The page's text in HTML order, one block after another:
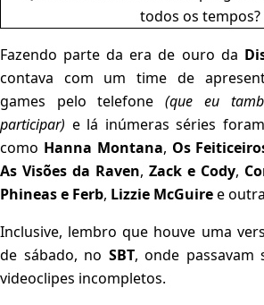
Fazendo parte da era de ouro da
contava com um time de
games pelo telefone(que eu
participar) e lá inúmeras séries
como Hanna Montana, Os
As Visões da Raven, Zack e Cody,
Phineas e Ferb, Lizzie McGuiree
Inclusive, lembro que houve uma
de sábado, no SBT, onde passavam
videoclipes incompletos.